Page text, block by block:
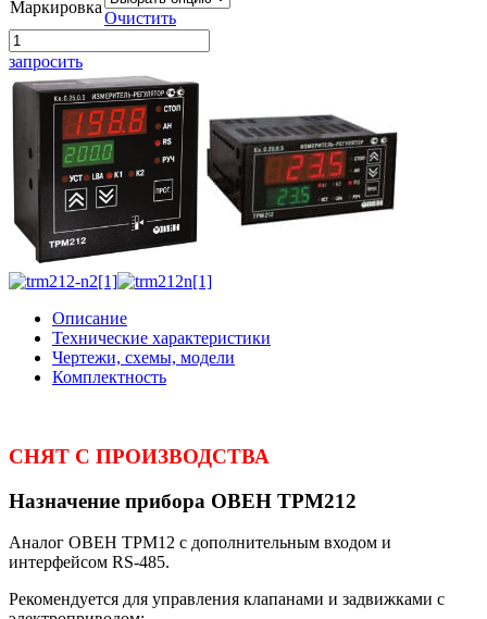
Маркировка
Очистить
запросить
Описание
Технические характеристики
Чертежи, схемы, модели
Комплектность
СНЯТ С ПРОИЗВОДСТВА
Назначение прибора ОВЕН ТРМ212
Аналог ОВЕН ТРМ12 с дополнительным входом и
интерфейсом RS-485.
Рекомендуется для управления клапанами и задвижками с